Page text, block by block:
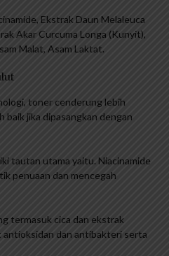
Ekstrak Daun Melaleuca
Akar Curcuma Longa (Kunyit),
Malat, Asam Laktat.
toner cenderung lebih
jika dipasangkan dengan
tautan utama yaitu. Niacinamide
penuaan dan mencegah
termasuk cica dan ekstrak
dan antibakteri serta